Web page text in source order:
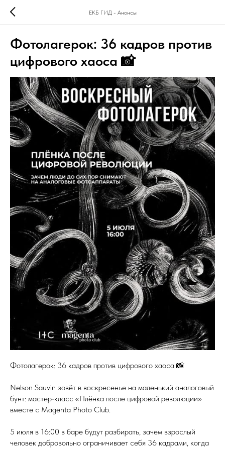
ЕКБ ГИД - Анонсы
Фотолагерок: 36 кадров против
цифрового хаоса 📸
Фотолагерок: 36 кадров против цифрового хаоса 📸
Nelson Sauvin зовёт в воскресенье на маленький аналоговый
бунт: мастер‑класс «Плёнка после цифровой революции»
вместе с Magenta Photo Club.
5 июля в 16:00 в баре будут разбирать, зачем взрослый
человек добровольно ограничивает себя 36 кадрами, когда